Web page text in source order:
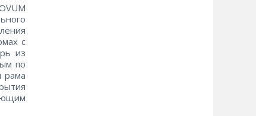
с
из
по
рама